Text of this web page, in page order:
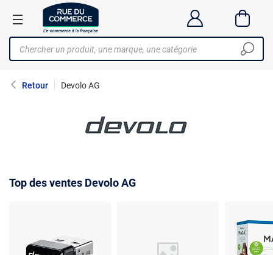
Retour Devolo AG
Top des ventes Devolo AG